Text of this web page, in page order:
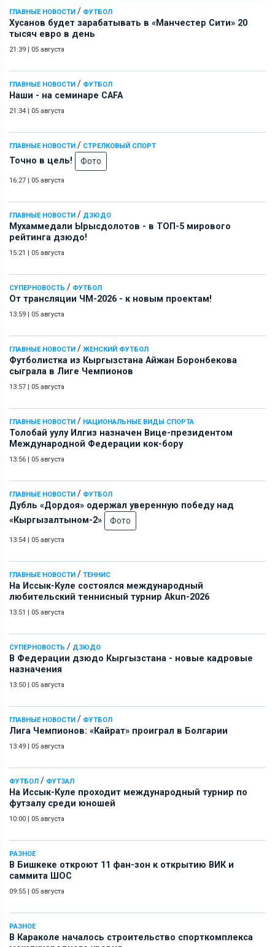
ГЛАВНЫЕ НОВОСТИ / ФУТБОЛ
Хусанов будет зарабатывать в «Манчестер Сити» 20
тысяч евро в день
21:39 | 05 августа
ГЛАВНЫЕ НОВОСТИ / ФУТБОЛ
Наши - на семинаре СAFA
21:34 | 05 августа
ГЛАВНЫЕ НОВОСТИ / СТРЕЛКОВЫЙ СПОРТ
Точно в цель! Фото
16:27 | 05 августа
ГЛАВНЫЕ НОВОСТИ / ДЗЮДО
Мухаммедали Ырысдолотов - в ТОП-5 мирового
рейтинга дзюдо!
15:21 | 05 августа
СУПЕРНОВОСТЬ / ФУТБОЛ
От трансляции ЧМ-2026 - к новым проектам!
13:59 | 05 августа
ГЛАВНЫЕ НОВОСТИ / ЖЕНСКИЙ ФУТБОЛ
Футболистка из Кыргызстана Айжан Боронбекова
сыграла в Лиге Чемпионов
13:57 | 05 августа
ГЛАВНЫЕ НОВОСТИ / НАЦИОНАЛЬНЫЕ ВИДЫ СПОРТА
Толобай уулу Илгиз назначен Вице-президентом
Международной Федерации кок-бору
13:56 | 05 августа
ГЛАВНЫЕ НОВОСТИ / ФУТБОЛ
Дубль «Дордоя» одержал уверенную победу над
«Кыргызалтыном-2»
Фото
13:54 | 05 августа
ГЛАВНЫЕ НОВОСТИ / ТЕННИС
На Иссык-Куле состоялся международный
любительский теннисный турнир Akun-2026
13:51 | 05 августа
СУПЕРНОВОСТЬ / ДЗЮДО
В Федерации дзюдо Кыргызстана - новые кадровые
назначения
13:50 | 05 августа
ГЛАВНЫЕ НОВОСТИ / ФУТБОЛ
Лига Чемпионов: «Кайрат» проиграл в Болгарии
13:49 | 05 августа
ФУТБОЛ / ФУТЗАЛ
На Иссык-Куле проходит международный турнир по
футзалу среди юношей
10:00 | 05 августа
РАЗНОЕ
В Бишкеке откроют 11 фан-зон к открытию ВИК и
саммита ШОС
09:55 | 05 августа
РАЗНОЕ
В Караколе началось строительство спорткомплекса